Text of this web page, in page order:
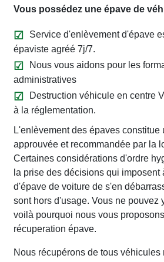
Vous possédez une épave de
Service d'enlèvement d'épave
épaviste agréé 7j/7.
Nous vous aidons pour les
administratives
Destruction véhicule en centre
à la réglementation.
L'enlèvement des épaves constitue
approuvée et recommandée par la
Certaines considérations d'ordre
la prise des décisions qui imposent
d'épave de voiture de s'en
sont hors d'usage. Vous ne pouvez
voilà pourquoi nous vous
récuperation épave.
Nous récupérons de tous véhicules